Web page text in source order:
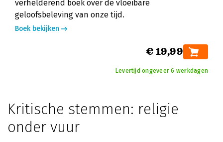
verhelderend boek over de vloeibare
geloofsbeleving van onze tijd.
Boek bekijken
€ 19,99
Levertijd ongeveer 6 werkdagen
Kritische stemmen: religie
onder vuur